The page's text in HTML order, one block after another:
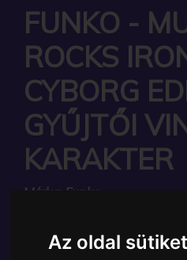
Az oldal
FUNKO -
ROCKS
CYBORG
GYŰJTŐI
KARAKTER
Márka: Funko
Ára:6890 Ft